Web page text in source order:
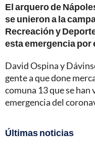
El arquero de
se unieron a la
Recreación y
esta emergencia por
David Ospina y
gente a que done
comuna 13 que se
emergencia del
Últimas noticias